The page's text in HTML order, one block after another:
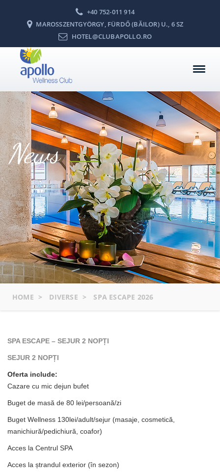
+40 752-011 914
MAROSSZENTGYÖRGY, FÜRDŐ (BĂILOR) U., 6 SZ
HOTEL@CLUBAPOLLO.RO
News
HOME > DIVERSE > SPA ESCAPE 2026
SPA ESCAPE – SEJUR 2 NOPȚI
SEJUR 2 NOPȚI
Oferta include:
Cazare cu mic dejun bufet
Buget de masă de 80 lei/persoană/zi
Buget Wellness 130lei/adult/sejur (masaje, cosmetică,
manichiură/pedichiură, coafor)
Acces la Centrul SPA
Acces la ștrandul exterior (în sezon)